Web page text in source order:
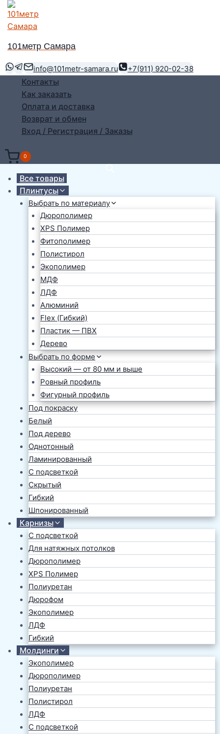
Перейти
содержимому
101метр Самара
info@101metr-samara.ru +7(911) 920-02-38
Контакты
Как заказать
Оплата и доставка
Возврат и обмен
Вход / Регистрация / Заказы
0
Все товары
Плинтусы
Выбрать по материалу
Дюрополимер
XPS Полимер
Фитополимер
Полистирол
Экополимер
МДФ
ЛДФ
Алюминий
Flex (Гибкий)
Пластик — ПВХ
Дерево
Выбрать по форме
Высокий — от 80 мм и выше
Ровный профиль
Фигурный профиль
Под покраску
Белый
Под дерево
Однотонный
Ламинированный
С подсветкой
Скрытый
Гибкий
Шпонированный
Карнизы
С подсветкой
Для натяжных потолков
Дюрополимер
XPS Полимер
Полиуретан
Дюрофом
Экополимер
ЛДФ
Гибкий
Молдинги
Экополимер
Дюрополимер
Полиуретан
Полистирол
ЛДФ
С подсветкой